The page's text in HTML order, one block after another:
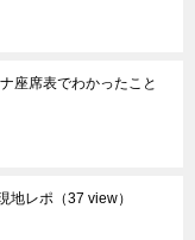
座席表でわかったこと
地レポ（37 view）